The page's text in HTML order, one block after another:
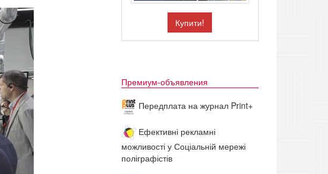
Купити!
Премиум-объявления
Передплата на журнал Print+
Ефективні рекламні
можливості у Соціальній мережі
поліграфістів